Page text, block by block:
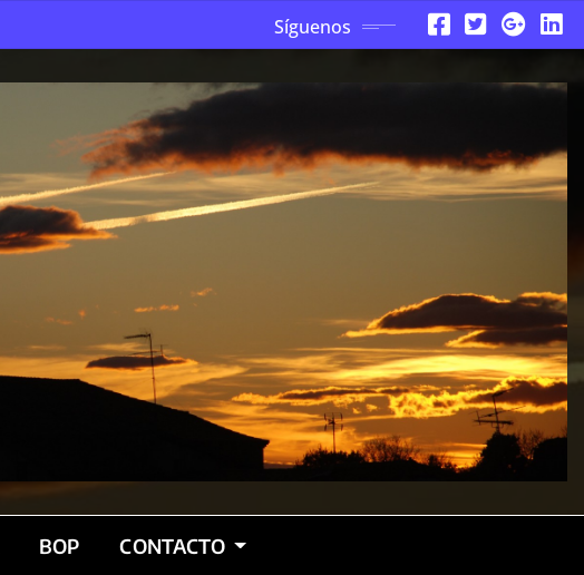
Síguenos
BOP CONTACTO